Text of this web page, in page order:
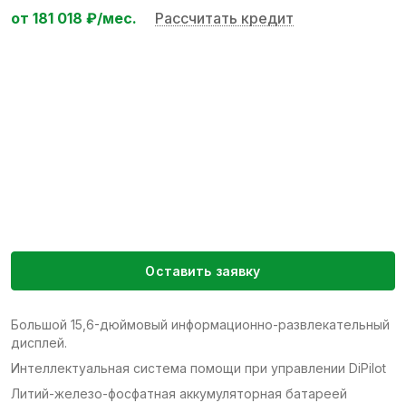
от 181 018 ₽/мес. Рассчитать кредит
Оставить заявку
Большой 15,6-дюймовый информационно-развлекательный
дисплей.
Интеллектуальная система помощи при управлении DiPilot
Литий-железо-фосфатная аккумуляторная батареей